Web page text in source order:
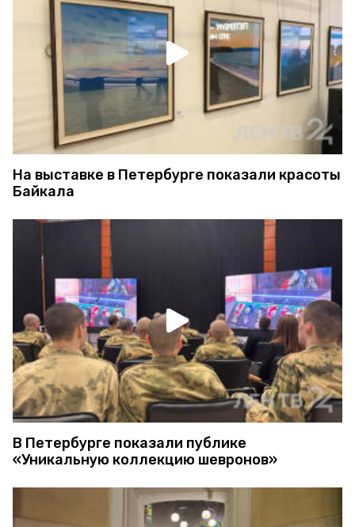
На выставке в Петербурге показали красоты
Байкала
В Петербурге показали публике
«Уникальную коллекцию шевронов»